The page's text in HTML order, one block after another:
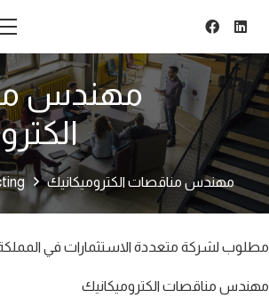
مهندس
مهندس مناقصات الكتروميكانيك
مطلوب لشركة متعددة الاستثمارات في
مهندس مناقصات الكتروميكانيك